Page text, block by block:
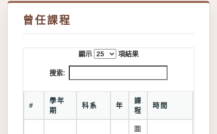
曾任課程
顯示 項結果
搜索:
#
學年
期
科系 年
課
程
時間
圖